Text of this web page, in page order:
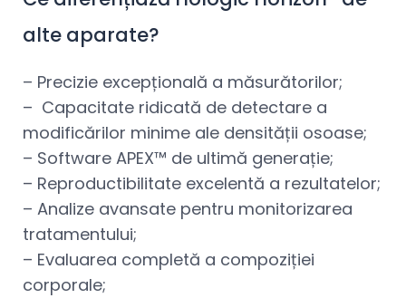
alte aparate?
– Precizie excepțională a măsurătorilor;
– Capacitate ridicată de detectare a
modificărilor minime ale densității osoase;
– Software APEX™ de ultimă generație;
– Reproductibilitate excelentă a rezultatelor;
– Analize avansate pentru monitorizarea
tratamentului;
– Evaluarea completă a compoziției
corporale;